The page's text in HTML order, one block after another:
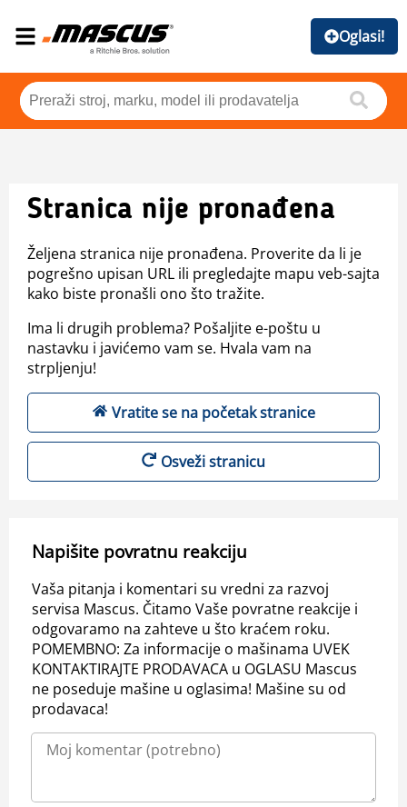
Oglasi!
Stranica nije pronađena
Željena stranica nije pronađena. Proverite da li je
pogrešno upisan URL ili pregledajte mapu veb-sajta
kako biste pronašli ono što tražite.
Ima li drugih problema? Pošaljite e-poštu u
nastavku i javićemo vam se. Hvala vam na
strpljenju!
Vratite se na početak stranice
Osveži stranicu
Napišite povratnu reakciju
Vaša pitanja i komentari su vredni za razvoj
servisa Mascus. Čitamo Vaše povratne reakcije i
odgovaramo na zahteve u što kraćem roku.
POMEMBNO: Za informacije o mašinama UVEK
KONTAKTIRAJTE PRODAVACA u OGLASU Mascus
ne poseduje mašine u oglasima! Mašine su od
prodavaca!